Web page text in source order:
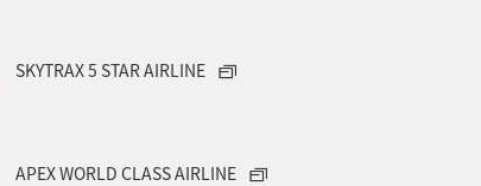
SKYTRAX 5 STAR AIRLINE
APEX WORLD CLASS AIRLINE